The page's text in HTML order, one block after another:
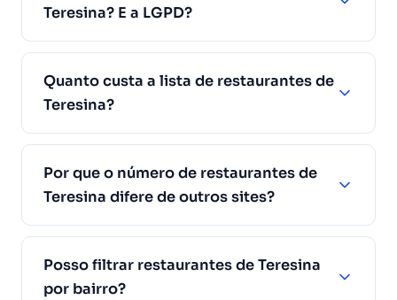
Teresina? E a LGPD?
Quanto custa a lista de restaurantes de
Teresina?
Por que o número de restaurantes de
Teresina difere de outros sites?
Posso filtrar restaurantes de Teresina
por bairro?